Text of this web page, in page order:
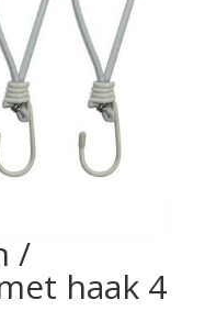
/
haak 4